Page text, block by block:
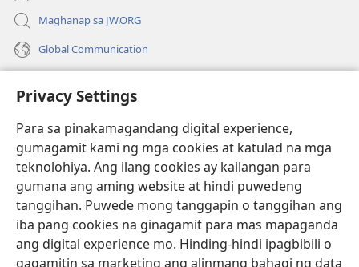
Privacy Settings
Para sa pinakamagandang digital experience,
gumagamit kami ng mga cookies at katulad na mga
teknolohiya. Ang ilang cookies ay kailangan para
gumana ang aming website at hindi puwedeng
tanggihan. Puwede mong tanggapin o tanggihan ang
iba pang cookies na ginagamit para mas mapaganda
ang digital experience mo. Hinding-hindi ipagbibili o
gagamitin sa marketing ang alinmang bahagi ng data
Maghanap sa JW.ORG
Global Communication
(may
na
bagong
window)
Watchtower ONLINE LIBRARY™
(may
bubukas
na
bagong
window)
JW Hub ®
(may
bubukas
bagong
JW Library ®